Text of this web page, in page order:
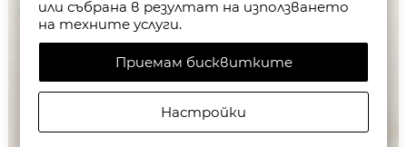
или събрана в резултат на използването
на техните услуги.
Приемам бисквитките
Настройки